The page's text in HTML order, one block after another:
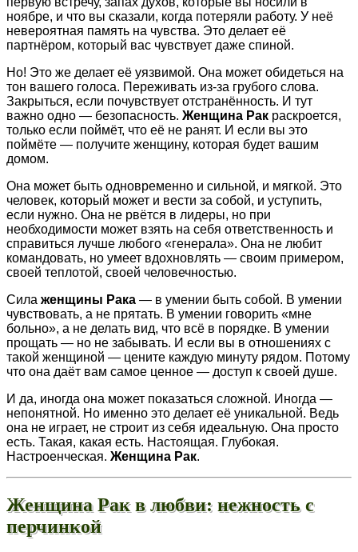
ноябре, и что вы сказали, когда потеряли работу. У неё
невероятная память на чувства. Это делает её
партнёром, который вас чувствует даже спиной.
Но! Это же делает её уязвимой. Она может обидеться на
тон вашего голоса. Переживать из-за грубого слова.
Закрыться, если почувствует отстранённость. И тут
важно одно — безопасность. Женщина Рак раскроется,
только если поймёт, что её не ранят. И если вы это
поймёте — получите женщину, которая будет вашим
домом.
Она может быть одновременно и сильной, и мягкой. Это
человек, который может и вести за собой, и уступить,
если нужно. Она не рвётся в лидеры, но при
необходимости может взять на себя ответственность и
справиться лучше любого «генерала». Она не любит
командовать, но умеет вдохновлять — своим примером,
своей теплотой, своей человечностью.
Сила женщины Рака — в умении быть собой. В умении
чувствовать, а не прятать. В умении говорить «мне
больно», а не делать вид, что всё в порядке. В умении
прощать — но не забывать. И если вы в отношениях с
такой женщиной — цените каждую минуту рядом. Потому
что она даёт вам самое ценное — доступ к своей душе.
И да, иногда она может показаться сложной. Иногда —
непонятной. Но именно это делает её уникальной. Ведь
она не играет, не строит из себя идеальную. Она просто
есть. Такая, какая есть. Настоящая. Глубокая.
Настроенческая. Женщина Рак.
Женщина Рак в любви: нежность с
перчинкой